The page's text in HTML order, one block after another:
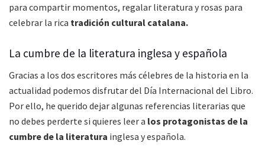
para compartir momentos, regalar literatura y rosas para
celebrar la rica tradición cultural catalana.
La cumbre de la literatura inglesa y española
Gracias a los dos escritores más célebres de la historia en la
actualidad podemos disfrutar del Día Internacional del Libro.
Por ello, he querido dejar algunas referencias literarias que
no debes perderte si quieres leer a los protagonistas de la
cumbre de la literatura inglesa y española.